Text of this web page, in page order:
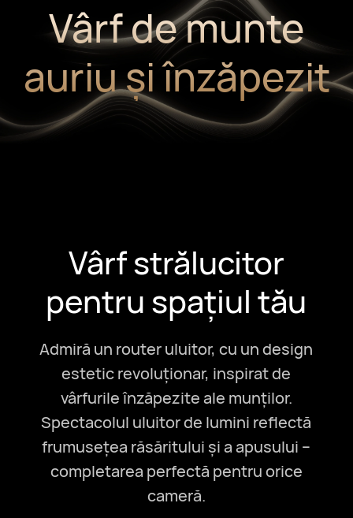
Vârf de munte
auriu și înzăpezit
Vârf strălucitor
pentru spațiul tău
Admiră un router uluitor, cu un design
estetic revoluționar, inspirat de
vârfurile înzăpezite ale munților.
Spectacolul uluitor de lumini reflectă
frumusețea răsăritului și a apusului –
completarea perfectă pentru orice
cameră.